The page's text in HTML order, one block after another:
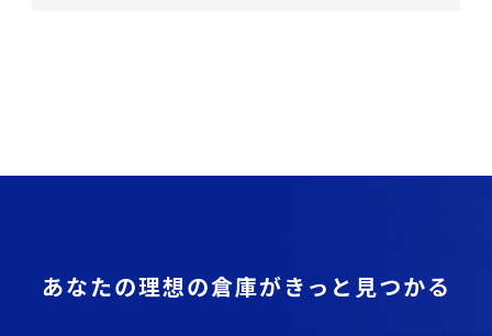
あなたの理想の倉庫がきっと見つかる